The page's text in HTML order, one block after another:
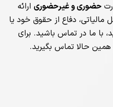
حضوری و غیرحضوری ارائه
دفاع از حقوق خود یا
با ما در تماس باشید. برای
همین حالا تماس بگیرید.